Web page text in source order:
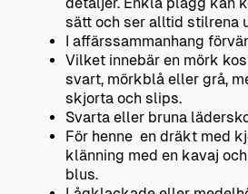
sätt och ser alltid stilrena
I affärssammanhang
Vilket innebär en mörk
svart, mörkblå eller grå,
skjorta och slips.
Svarta eller bruna
För henne en dräkt med
klänning med en kavaj
blus.